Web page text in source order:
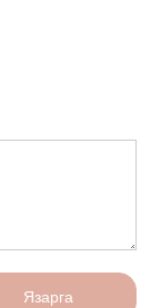
Язарга